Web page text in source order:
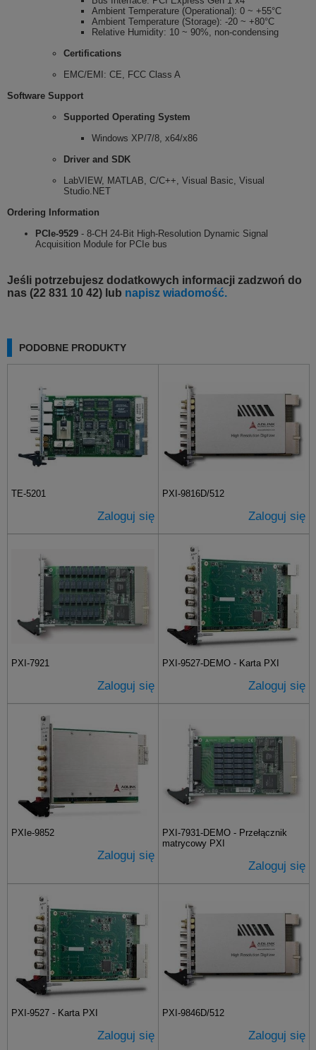
Ambient Temperature (Operational): 0 ~ +55°C
Ambient Temperature (Storage): -20 ~ +80°C
Relative Humidity: 10 ~ 90%, non-condensing
Certifications
EMC/EMI: CE, FCC Class A
Software Support
Supported Operating System
Windows XP/7/8, x64/x86
Driver and SDK
LabVIEW, MATLAB, C/C++, Visual Basic, Visual
Studio.NET
Ordering Information
PCIe-9529 - 8-CH 24-Bit High-Resolution Dynamic Signal
Acquisition Module for PCIe bus
Jeśli potrzebujesz dodatkowych informacji zadzwoń do
nas (22 831 10 42) lub napisz wiadomość.
PODOBNE PRODUKTY
TE-5201
Zaloguj się
PXI-9816D/512
Zaloguj się
PXI-7921
Zaloguj się
PXI-9527-DEMO - Karta PXI
Zaloguj się
PXIe-9852
Zaloguj się
PXI-7931-DEMO - Przełącznik
matrycowy PXI
Zaloguj się
PXI-9527 - Karta PXI
Zaloguj się
PXI-9846D/512
Zaloguj się